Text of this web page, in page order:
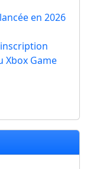
en 2026
inscription
Xbox Game